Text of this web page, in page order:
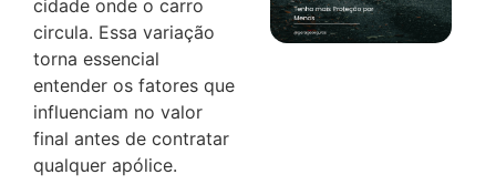
cidade onde o carro
circula. Essa variação
torna essencial
entender os fatores que
influenciam no valor
final antes de contratar
qualquer apólice.